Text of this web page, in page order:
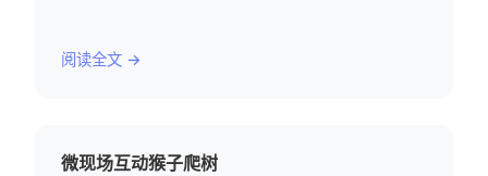
阅读全文 →
微现场互动猴子爬树